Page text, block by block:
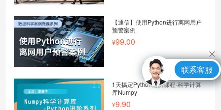
【通信】使用Python进行离网用户
预警案例
99.00
1天搞定Python进阶课程-科学计算
库Numpy
9.90
联系客服